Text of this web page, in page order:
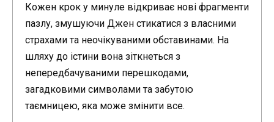
Кожен крок у минуле відкриває нові фрагменти
пазлу, змушуючи Джен стикатися з власними
страхами та неочікуваними обставинами. На
шляху до істини вона зіткнеться з
непередбачуваними перешкодами,
загадковими символами та забутою
таємницею, яка може змінити все.